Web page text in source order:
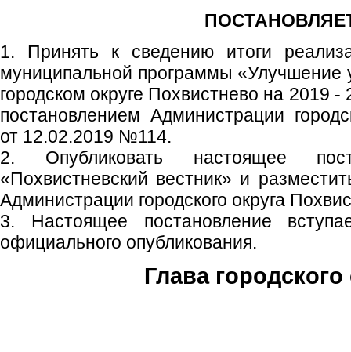
1. Принять к сведению итоги
муниципальной программы «Улучшение
городском округе Похвистнево на 2019
постановлением Администрации
от 12.02.2019 №114.
2. Опубликовать настоящее
«Похвистневский вестник» и
Администрации городского округа
3. Настоящее постановление
официального опубликования.
Глава городского